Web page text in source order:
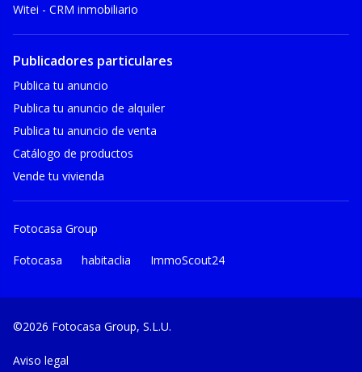
Witei - CRM inmobiliario
Publicadores particulares
Publica tu anuncio
Publica tu anuncio de alquiler
Publica tu anuncio de venta
Catálogo de productos
Vende tu vivienda
Fotocasa Group
Fotocasa habitaclia ImmoScout24
©2026 Fotocasa Group, S.L.U.
Aviso legal